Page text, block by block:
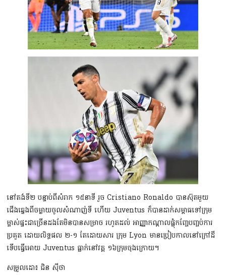
នៅតង់ទី២ បន្ទាប់ពីសំរាក ១៥នាទី រួច Cristiano Ronaldo បានស៊ុតមួយ
ជើងឆ្វេងពីចម្ងាយចូលសំណាញ់ទី ហើយ Juventus ក៏បានដាក់សម្ពាធទៅក្រុម
ម្ចាស់ផ្ទះជាច្រើនដងតែមិនបានសម្រាច រហូតដល់ អាញ្ញាកណ្ដាលផ្លុំកញ្ចែបញ្ចប់ការ
ប្រគួត ដោយលិទ្ធផល ២-១ តែដោយសារ ក្រុម Lyon មានប្រៀបកាលនៅក្រៅដី
ទើបធ្វើអោយ Juventus ធ្លាក់នៅវគ្គ ១៦ក្រុមចុងក្រោយ។
សម្រួលដោ៖ ជិន ស៊ីថា